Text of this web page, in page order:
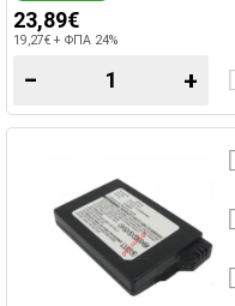
23,89€
19,27€ + ΦΠΑ 24%
− +